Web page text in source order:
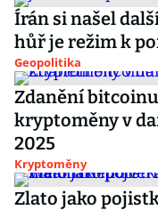
Írán si našel
hůř je režim k
Geopolitika
Zdanění
kryptoměny v
2025
Kryptoměny
Zlato jako